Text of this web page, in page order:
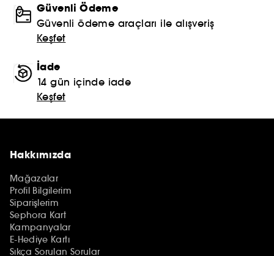
Güvenli Ödeme
Güvenli ödeme araçları ile alışveriş
Keşfet
İade
14 gün içinde iade
Keşfet
Hakkımızda
Mağazalar
Profil Bilgilerim
Siparişlerim
Sephora Kart
Kampanyalar
E-Hediye Kartı
Sıkça Sorulan Sorular